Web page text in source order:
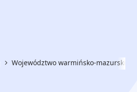
Województwo warmińsko-mazurskie